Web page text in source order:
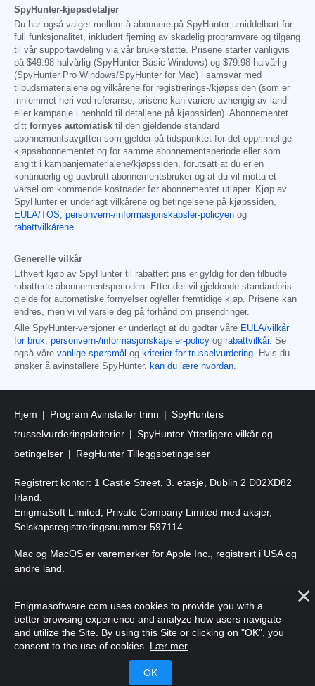
SpyHunter-kjøpsdetaljer
Du har også valget mellom å abonnere på SpyHunter umiddelbart for
full funksjonalitet, inkludert fjerning av skadelig programvare og tilgang
til vår supportavdeling via vår brukerstøtte. Prisene starter vanligvis
på $49.98 halvårlig (SpyHunter Basic Windows) og $79.98 halvårlig
(SpyHunter Pro Windows/SpyHunter for Mac) i samsvar med
tilbudsmaterialene og vilkårene for registrerings-/kjøpssiden (som er
innlemmet heri ved referanse; prisene kan variere avhengig av land
eller kampanje i henhold til detaljene på kjøpssiden). Abonnementet
ditt fornyes automatisk til den gjeldende standard
abonnementsavgiften som gjelder på tidspunktet for det opprinnelige
kjøpsabonnementet og for samme abonnementsperiode eller som
angitt i kampanjematerialene/kjøpssiden, forutsatt at du er en
kontinuerlig og uavbrutt abonnementsbruker og at du vil motta et
varsel om kommende kostnader før abonnementet utløper. Kjøp av
SpyHunter er underlagt vilkårene og betingelsene på kjøpssiden,
EULA/TOS, personvern-/informasjonskapsler-policyen og
rabattvilkårene.
------
Generelle vilkår
Ethvert kjøp av SpyHunter til rabattert pris er gyldig for den tilbudte
rabatterte abonnementsperioden. Etter det vil gjeldende standardpris
gjelde for automatiske fornyelser og/eller fremtidige kjøp. Prisene kan
endres, men vi vil varsle deg på forhånd om prisendringer.
Alle SpyHunter-versjoner er underlagt at du godtar våre EULA/vilkår
for bruk, personvern-/informasjonskapsler-policy og rabattvilkår. Se
også våre vanlige spørsmål og kriterier for trusselvurdering. Hvis du
ønsker å avinstallere SpyHunter, kan du lære hvordan.
Hjem Program Avinstaller trinn
SpyHunters
trusselvurderingskriterier
SpyHunter Ytterligere vilkår og
betingelser
RegHunter Tilleggsbetingelser
Registrert kontor: 1 Castle Street, 3. etasje, Dublin 2 D02XD82
Irland.
EnigmaSoft Limited, Private Company Limited med aksjer,
Selskapsregistreringsnummer 597114.
Mac og MacOS er varemerker for Apple Inc., registrert i USA og
andre land.
forbeholdt.
Enigmasoftware.com uses cookies to provide you with a
better browsing experience and analyze how users navigate
and utilize the Site. By using this Site or clicking on "OK", you
consent to the use of cookies. Lær mer